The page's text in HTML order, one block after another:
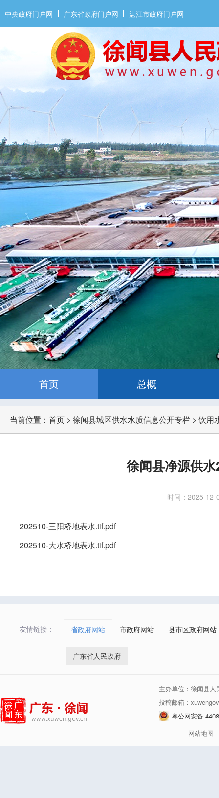
中央政府门户网 广东省政府门户网 湛江市政府门户网
首页 总概
当前位置： 首页 > 徐闻县城区供水水质信息公开专栏 > 饮用
徐闻县净源供
时间：2025-12-
202510-三阳桥地表水.tif.pdf
202510-大水桥地表水.tif.pdf
友情链接： 省政府网站 市政府网站 县市区政府网站
广东省人民政府
主办单位：徐闻县人
投稿邮箱：
粤公网安备
网站地图